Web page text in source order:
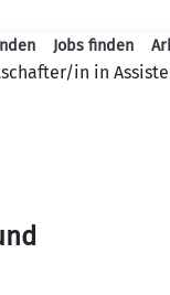
Jobs finden
in in